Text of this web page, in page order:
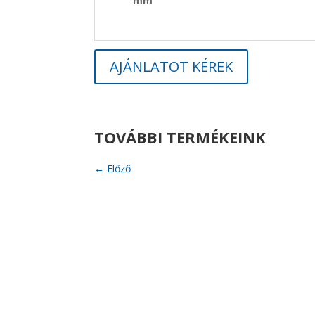
AJÁNLATOT KÉREK
TOVÁBBI TERMÉKEINK
← Előző